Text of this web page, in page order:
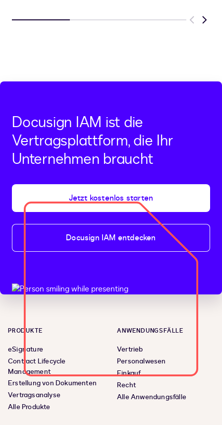
Previous
Next
Docusign IAM ist die
Vertragsplattform, die Ihr
Unternehmen braucht
Jetzt kostenlos starten
Docusign IAM entdecken
PRODUKTE
eSignature
Contract Lifecycle
Management
Erstellung von Dokumenten
Vertragsanalyse
Alle Produkte
ANWENDUNGSFÄLLE
Vertrieb
Personalwesen
Einkauf
Recht
Alle Anwendungsfälle